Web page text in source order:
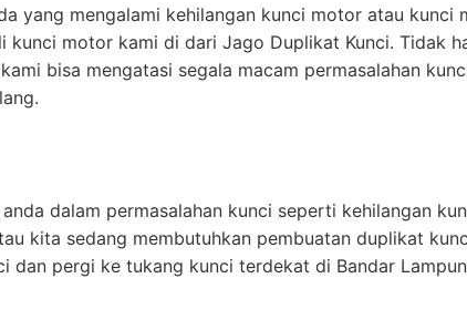
yang mengalami kehilangan kunci motor atau kunci
kunci motor kami di dari Jago Duplikat Kunci. Tidak
bisa mengatasi segala macam permasalahan
dalam permasalahan kunci seperti kehilangan
kita sedang membutuhkan pembuatan duplikat
dan pergi ke tukang kunci terdekat di Bandar